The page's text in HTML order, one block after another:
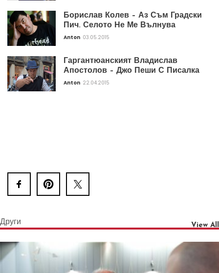
Борислав Колев – Аз Съм Градски
Пич. Селото Не Ме Вълнува
Anton 03.05.2015
Гаргантюанският Владислав
Апостолов – Джо Пеши С Писалка
Anton 22.04.2015
Други View All